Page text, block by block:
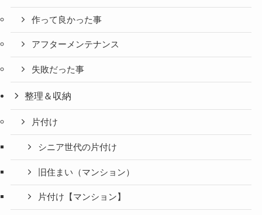
作って良かった事
アフターメンテナンス
失敗だった事
整理＆収納
片付け
シニア世代の片付け
旧住まい（マンション）
片付け【マンション】